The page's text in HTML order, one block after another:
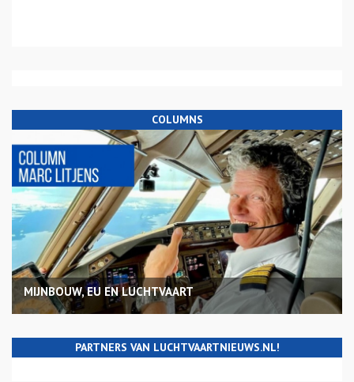
COLUMNS
MIJNBOUW, EU EN LUCHTVAART
PARTNERS VAN LUCHTVAARTNIEUWS.NL!